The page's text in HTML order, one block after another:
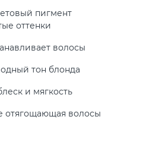
пигмент
оттенки
волосы
тон блонда
и мягкость
отягощающая волосы